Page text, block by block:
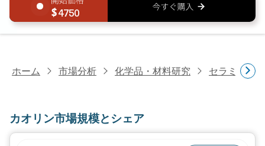
4750
ホーム 市場分析 化学品・材料研究 セラミック
カオリン市場規模とシェア